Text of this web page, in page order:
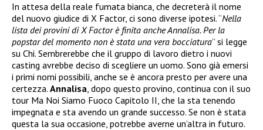
In attesa della reale fumata bianca, che decreterà il nome
del nuovo giudice di X Factor, ci sono diverse ipotesi. “Nella
lista dei provini di X Factor è finita anche Annalisa. Per la
popstar del momento non è stata una vera bocciatura” si legge
su Chi. Sembrerebbe che il gruppo di lavoro dietro i nuovi
casting avrebbe deciso di scegliere un uomo. Sono già emersi
i primi nomi possibili, anche se è ancora presto per avere una
certezza. Annalisa , dopo questo provino, continua con il suo
tour Ma Noi Siamo Fuoco Capitolo II, che la sta tenendo
impegnata e sta avendo un grande successo. Se non è stata
questa la sua occasione, potrebbe averne un’altra in futuro.